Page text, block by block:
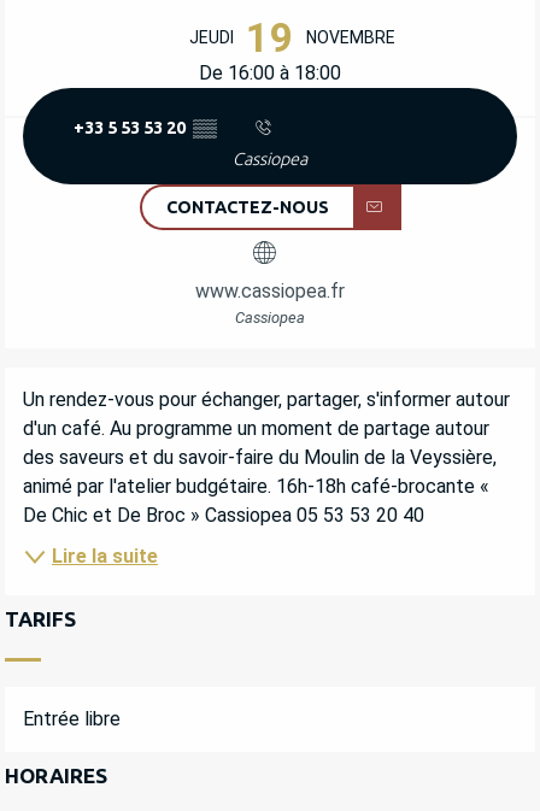
OUVERTURE ET COORDONNÉES
JEUDI 19 NOVEMBRE
De 16:00 à 18:00
+33 5 53 53 20 ▒▒
Cassiopea
CONTACTEZ-NOUS
www.cassiopea.fr
Cassiopea
DESCRIPTION
Un rendez-vous pour échanger, partager, s'informer autour
d'un café. Au programme un moment de partage autour
des saveurs et du savoir-faire du Moulin de la Veyssière,
animé par l'atelier budgétaire. 16h-18h café-brocante «
De Chic et De Broc » Cassiopea 05 53 53 20 40
Lire la suite
TARIFS
Entrée libre
HORAIRES